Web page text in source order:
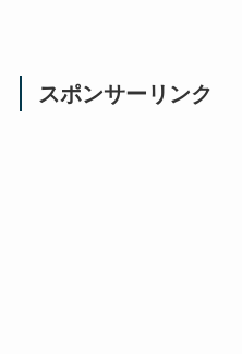
スポンサーリンク